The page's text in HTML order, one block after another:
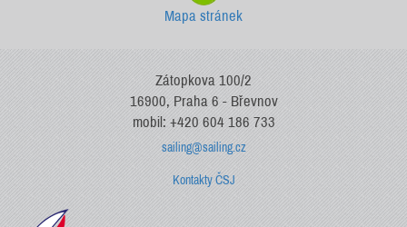
Mapa stránek
Zátopkova 100/2
16900, Praha 6 - Břevnov
mobil: +420 604 186 733
sailing@sailing.cz
Kontakty ČSJ